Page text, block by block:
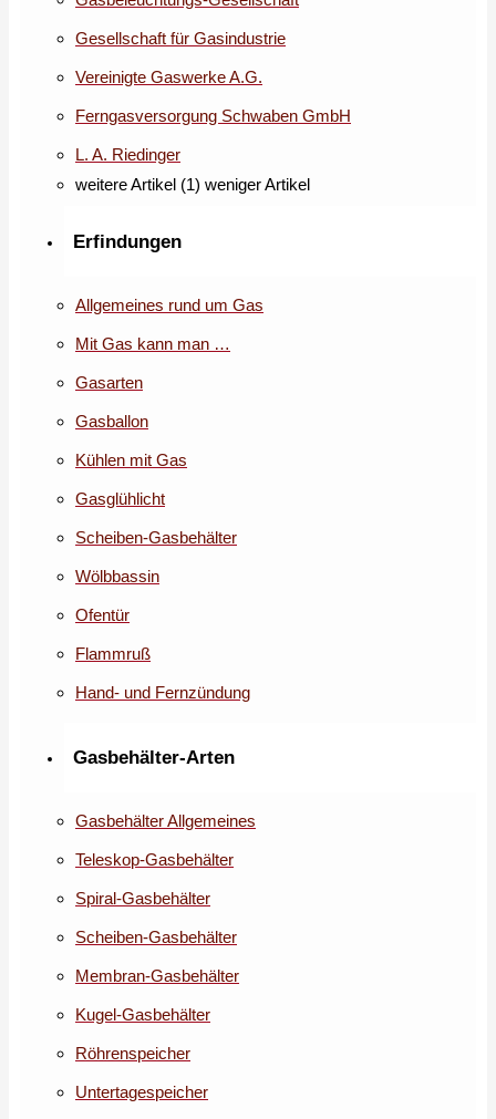
Gesellschaft für Gasindustrie
Vereinigte Gaswerke A.G.
Ferngasversorgung Schwaben GmbH
L. A. Riedinger
weitere Artikel (1) weniger Artikel
Erfindungen
Allgemeines rund um Gas
Mit Gas kann man …
Gasarten
Gasballon
Kühlen mit Gas
Gasglühlicht
Scheiben-Gasbehälter
Wölbbassin
Ofentür
Flammruß
Hand- und Fernzündung
Gasbehälter-Arten
Gasbehälter Allgemeines
Teleskop-Gasbehälter
Spiral-Gasbehälter
Scheiben-Gasbehälter
Membran-Gasbehälter
Kugel-Gasbehälter
Röhrenspeicher
Untertagespeicher